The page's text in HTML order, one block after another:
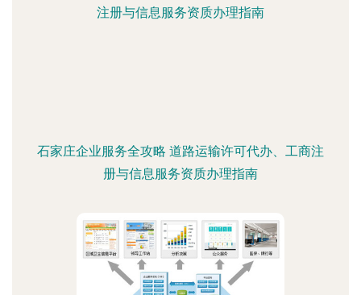
石家庄企业服务全攻略 道路运输许可代办、工商注
册与信息服务资质办理指南